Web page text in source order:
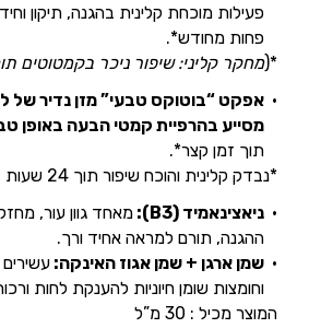
פעילות מוכחת קלינית בהגנה, תיקון
פחות מחודש*.
*(מחקר קליני: שיפור ניכר בקמטוטים תוך 24–28
אפקט “בוטוקס טבעי” מזן נדיר של
מסייע בהרפיית קמטי הבעה באופן
תוך זמן קצר*.
*נבדק קלינית והוכח שיפור תוך 24 שעות
ניאצינאמיד (B3):
מאחד גוון עור,
ההגנה, תורם למראה אחיד ורך.
שמן ארגן + שמן אגוז האינקה:
וחומצות שומן חיוניות להענקת לחות
המוצר מכיל : 30 מ”ל